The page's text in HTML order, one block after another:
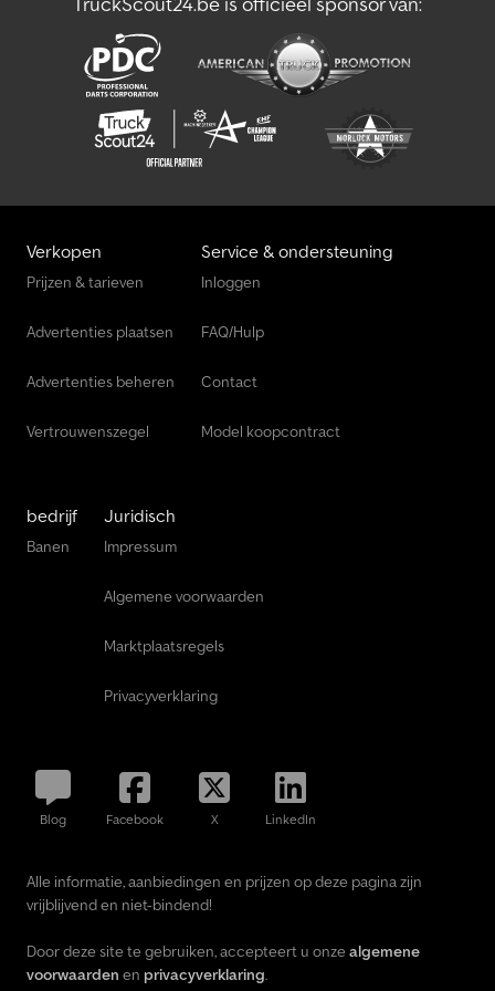
Verkopen
Prijzen & tarieven
Advertenties plaatsen
Advertenties beheren
Vertrouwenszegel
Service & ondersteuning
Inloggen
FAQ/Hulp
Contact
Model koopcontract
bedrijf
Banen
Juridisch
Impressum
Algemene voorwaarden
Marktplaatsregels
Privacyverklaring
Blog Facebook X LinkedIn
Alle informatie, aanbiedingen en prijzen op deze pagina zijn
vrijblijvend en niet-bindend!
Door deze site te gebruiken, accepteert u onze algemene
voorwaarden en privacyverklaring.